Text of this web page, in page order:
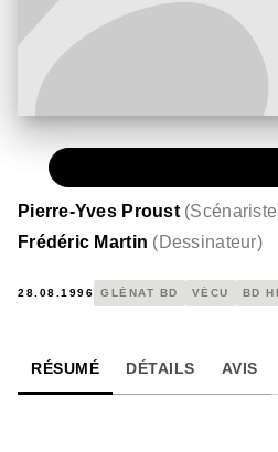
Pierre-Yves Proust (Scénariste
Frédéric Martin (Dessinateur)
28.08.1996 GLÉNAT BD VÉCU BD
RÉSUMÉ DÉTAILS AVIS